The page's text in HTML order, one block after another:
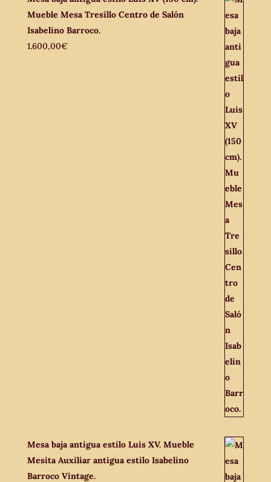
Mueble Mesa Tresillo Centro de Salón
Isabelino Barroco.
1.600,00€
Mesa baja antigua estilo Luis XV. Mueble
Mesita Auxiliar antigua estilo Isabelino
Barroco Vintage.